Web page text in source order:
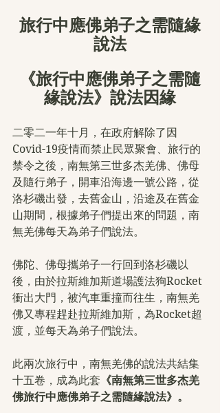
旅行中應佛弟子之需隨緣
說法
《旅行中應佛弟子之需隨
緣說法》說法因緣
二零二一年十月，在政府解除了因
Covid-19疫情而禁止民眾聚會、旅行的
禁令之後，南無第三世多杰羌佛、佛母
及隨行弟子，開車沿海邊一號公路，從
洛杉磯出發，去舊金山，沿途及在舊金
山期間，根據弟子們提出來的問題，南
無羌佛每天為弟子們說法。
佛陀、佛母攜弟子一行回到洛杉磯以
後，由於拉斯維加斯道場護法狗Rocket
衝出大門，被汽車重撞而往生，南無羌
佛又專程趕赴拉斯維加斯，為Rocket超
渡，並每天為弟子們說法。
此兩次旅行中，南無羌佛的說法共結集
十五卷，成為此套 《南無第三世多杰羌
佛旅行中應佛弟子之需隨緣說法》。